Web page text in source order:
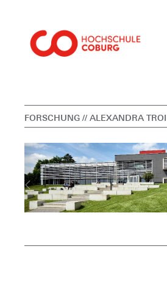
FORSCHUNG // ALEXANDRA TROI